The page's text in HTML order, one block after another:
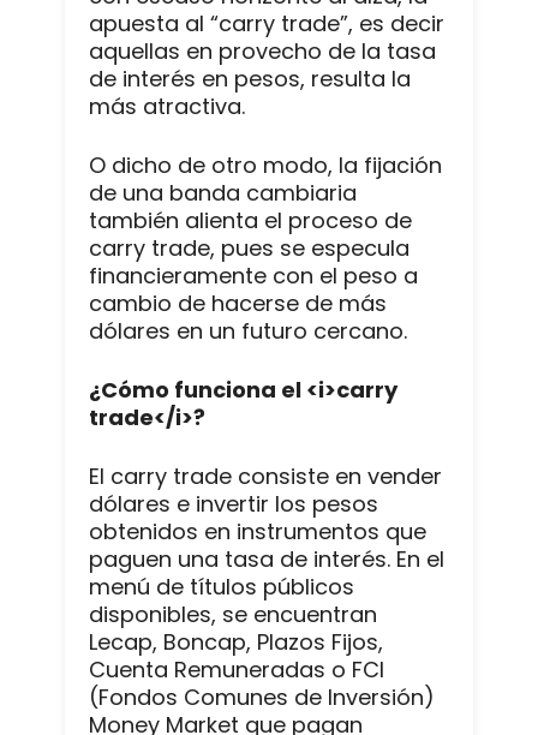
apuesta al “carry trade”, es decir
aquellas en provecho de la tasa
de interés en pesos, resulta la
más atractiva.
O dicho de otro modo, la fijación
de una banda cambiaria
también alienta el proceso de
carry trade, pues se especula
financieramente con el peso a
cambio de hacerse de más
dólares en un futuro cercano.
¿Cómo funciona el <i>carry
trade</i>?
El carry trade consiste en vender
dólares e invertir los pesos
obtenidos en instrumentos que
paguen una tasa de interés. En el
menú de títulos públicos
disponibles, se encuentran
Lecap, Boncap, Plazos Fijos,
Cuenta Remuneradas o FCI
(Fondos Comunes de Inversión)
Money Market que pagan